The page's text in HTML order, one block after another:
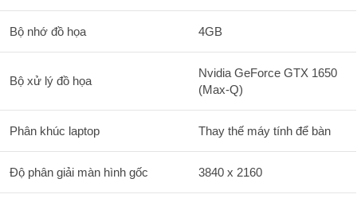
Bộ nhớ đồ họa 4GB
Bộ xử lý đồ họa
Nvidia GeForce GTX 1650
(Max-Q)
Phân khúc laptop Thay thế máy tính để bàn
Độ phân giải màn hình gốc 3840 x 2160